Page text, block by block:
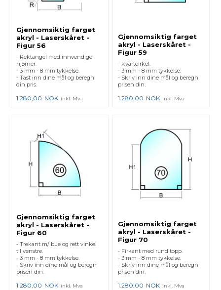
Gjennomsiktig farget
akryl - Laserskåret -
Figur 56
- Rektangel med innvendige
hjørner.
- 3 mm - 8 mm tykkelse.
- Tast inn dine mål og beregn
din pris.
1.280,00 NOK inkl. Mva
Gjennomsiktig farget
akryl - Laserskåret -
Figur 59
- Kvartcirkel.
- 3 mm - 8 mm tykkelse.
- Skriv inn dine mål og beregn
prisen din.
1.280,00 NOK inkl. Mva
Gjennomsiktig farget
akryl - Laserskåret -
Figur 60
- Trekant m/ bue og rett vinkel
til venstre.
- 3 mm - 8 mm tykkelse.
- Skriv inn dine mål og beregn
prisen din.
1.280,00 NOK inkl. Mva
Gjennomsiktig farget
akryl - Laserskåret -
Figur 70
- Firkant med rund topp.
- 3 mm - 8 mm tykkelse.
- Skriv inn dine mål og beregn
prisen din.
1.280,00 NOK inkl. Mva